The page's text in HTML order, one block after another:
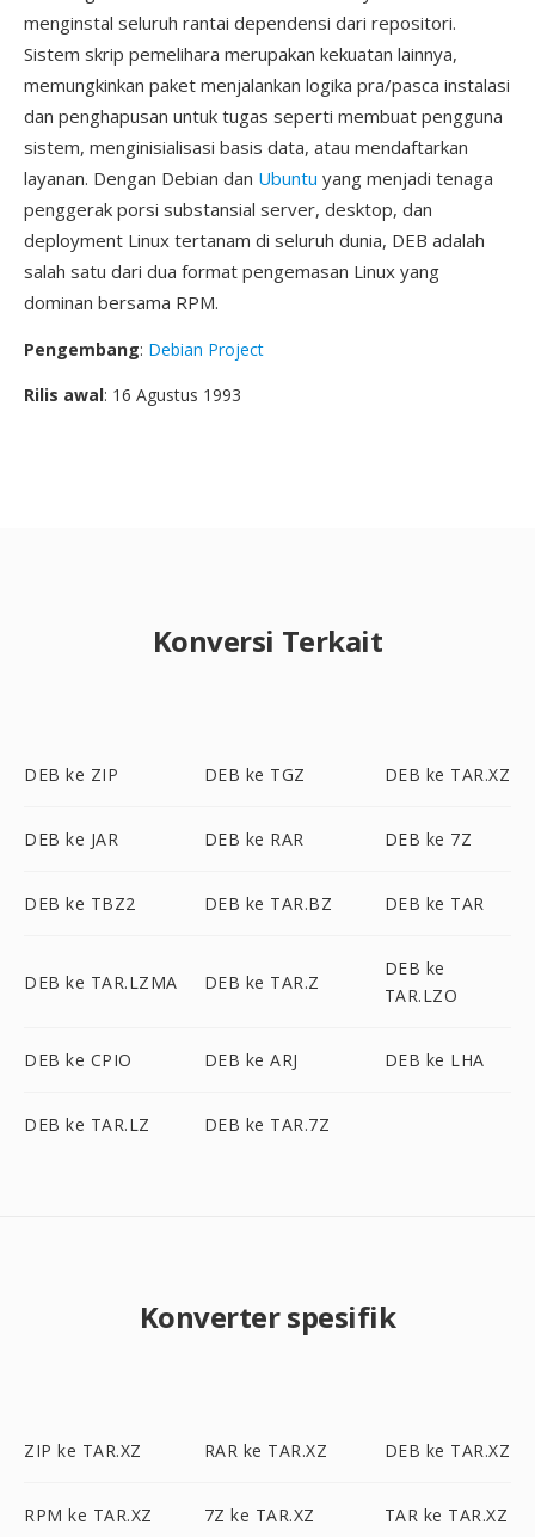
menginstal seluruh rantai dependensi dari repositori.
Sistem skrip pemelihara merupakan kekuatan lainnya,
memungkinkan paket menjalankan logika pra/pasca instalasi
dan penghapusan untuk tugas seperti membuat pengguna
sistem, menginisialisasi basis data, atau mendaftarkan
layanan. Dengan Debian dan Ubuntu yang menjadi tenaga
penggerak porsi substansial server, desktop, dan
deployment Linux tertanam di seluruh dunia, DEB adalah
salah satu dari dua format pengemasan Linux yang
dominan bersama RPM.
Pengembang: Debian Project
Rilis awal: 16 Agustus 1993
Konversi Terkait
DEB ke ZIP DEB ke TGZ DEB ke TAR.XZ
DEB ke JAR DEB ke RAR DEB ke 7Z
DEB ke TBZ2 DEB ke TAR.BZ DEB ke TAR
DEB ke TAR.LZMA DEB ke TAR.Z
DEB ke
TAR.LZO
DEB ke CPIO DEB ke ARJ DEB ke LHA
DEB ke TAR.LZ DEB ke TAR.7Z
Konverter spesifik
ZIP ke TAR.XZ RAR ke TAR.XZ DEB ke TAR.XZ
RPM ke TAR.XZ 7Z ke TAR.XZ TAR ke TAR.XZ